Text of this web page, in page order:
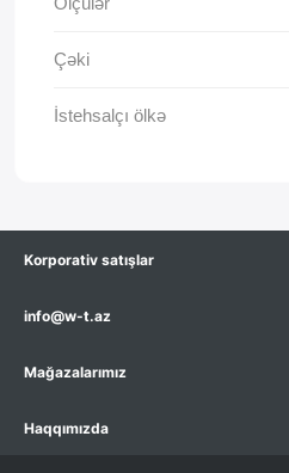
Çəki
İstehsalçı ölkə
Korporativ satışlar
info@w-t.az
Mağazalarımız
Haqqımızda